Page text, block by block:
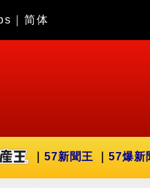
简体
57新聞王 57爆新